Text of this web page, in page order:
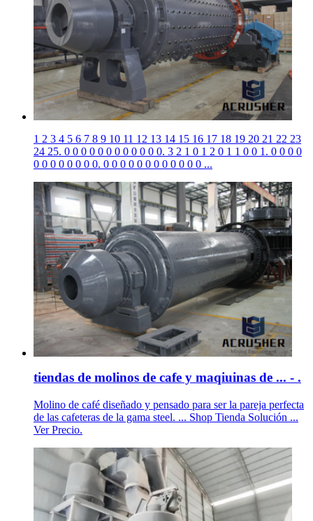
1 2 3 4 5 6 7 8 9 10 11 12 13 14 15 16 17 18 19 20 21 22 23
24 25. 0 0 0 0 0 0 0 0 0 0 0 0. 3 2 1 0 1 2 0 1 1 0 0 1. 0 0 0 0
0 0 0 0 0 0 0 0. 0 0 0 0 0 0 0 0 0 0 0 0 ...
tiendas de molinos de cafe y maqiuinas de ... - .
Molino de café diseñado y pensado para ser la pareja perfecta
de las cafeteras de la gama steel. ... Shop Tienda Solución ...
Ver Precio.